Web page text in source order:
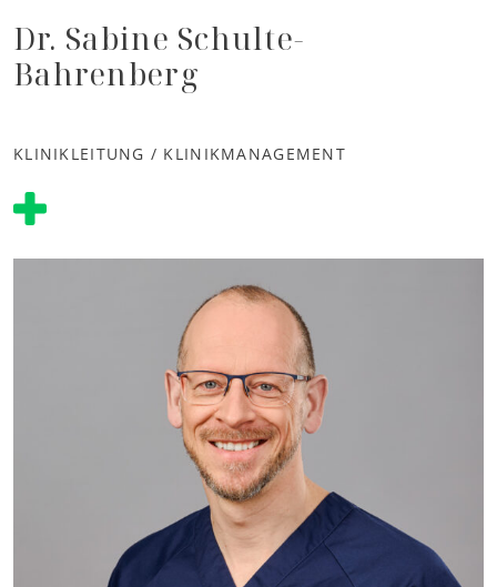
Dr. Sabine Schulte-
Bahrenberg
KLINIKLEITUNG / KLINIKMANAGEMENT